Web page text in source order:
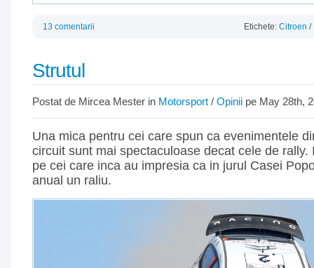
13 comentarii Etichete: Citroen /
Strutul
Postat de Mircea Mester in Motorsport / Opinii pe May 28th,
Una mica pentru cei care spun ca evenimentele
circuit sunt mai spectaculoase decat cele de rally.
pe cei care inca au impresia ca in jurul Casei
anual un raliu.